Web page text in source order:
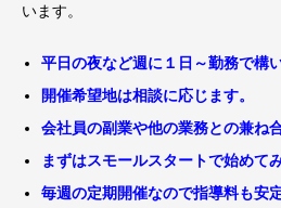
います。
平日の夜など週に１日～勤務で構
開催希望地は相談に応じます。
会社員の副業や他の業務との兼ね
まずはスモールスタートで始めて
毎週の定期開催なので指導料も安